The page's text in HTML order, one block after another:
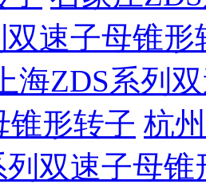
双速子母锥形
上海ZDS系列
锥形转子 杭
列双速子母锥